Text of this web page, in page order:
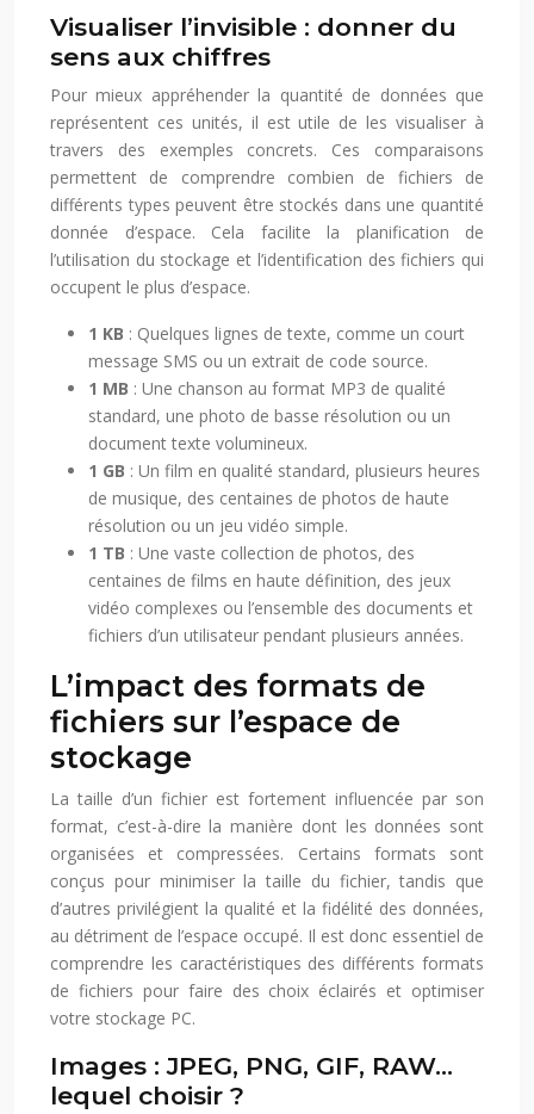
Visualiser l’invisible : donner du
sens aux chiffres
Pour mieux appréhender la quantité de données que
représentent ces unités, il est utile de les visualiser à
travers des exemples concrets. Ces comparaisons
permettent de comprendre combien de fichiers de
différents types peuvent être stockés dans une quantité
donnée d’espace. Cela facilite la planification de
l’utilisation du stockage et l’identification des fichiers qui
occupent le plus d’espace.
1 KB : Quelques lignes de texte, comme un court
message SMS ou un extrait de code source.
1 MB : Une chanson au format MP3 de qualité
standard, une photo de basse résolution ou un
document texte volumineux.
1 GB : Un film en qualité standard, plusieurs heures
de musique, des centaines de photos de haute
résolution ou un jeu vidéo simple.
1 TB : Une vaste collection de photos, des
centaines de films en haute définition, des jeux
vidéo complexes ou l’ensemble des documents et
fichiers d’un utilisateur pendant plusieurs années.
L’impact des formats de
fichiers sur l’espace de
stockage
La taille d’un fichier est fortement influencée par son
format, c’est-à-dire la manière dont les données sont
organisées et compressées. Certains formats sont
conçus pour minimiser la taille du fichier, tandis que
d’autres privilégient la qualité et la fidélité des données,
au détriment de l’espace occupé. Il est donc essentiel de
comprendre les caractéristiques des différents formats
de fichiers pour faire des choix éclairés et optimiser
votre stockage PC.
Images : JPEG, PNG, GIF, RAW…
lequel choisir ?